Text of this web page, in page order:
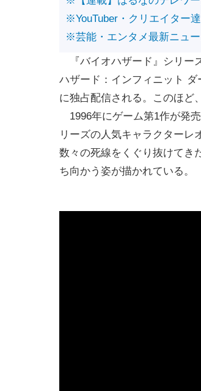
※YouTuber・クリエイター
※芸能・エンタメ最新ニュー
『バイオハザード』シリー
ハザード：インフィニット ダ
に独占配信される。このほど
1996年にゲーム第1作が発
リーズの人気キャラクターレ
数々の死線をくぐり抜けてき
ち向かう姿が描かれている。